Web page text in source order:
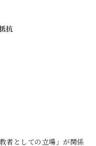
抗
者としての立場」が関係